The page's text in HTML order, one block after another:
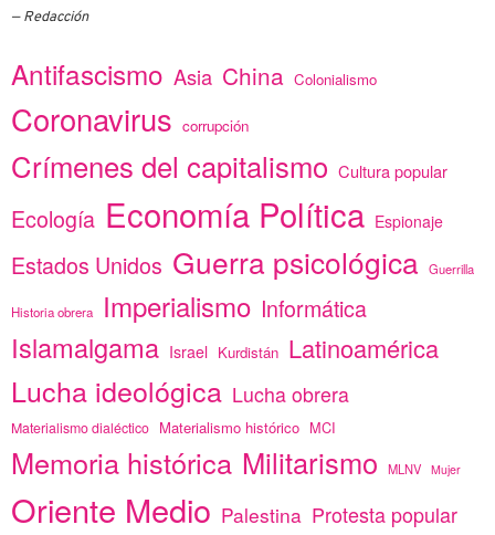
Redacción
Antifascismo Asia China Colonialismo
Coronavirus corrupción
Crímenes del capitalismo Cultura popular
Ecología Economía Política Espionaje
Estados Unidos Guerra psicológica Guerrilla
Historia obrera Imperialismo Informática
Islamalgama Israel Kurdistán Latinoamérica
Lucha ideológica Lucha obrera
Materialismo dialéctico Materialismo histórico MCI
Memoria histórica Militarismo MLNV Mujer
Oriente Medio Palestina Protesta popular